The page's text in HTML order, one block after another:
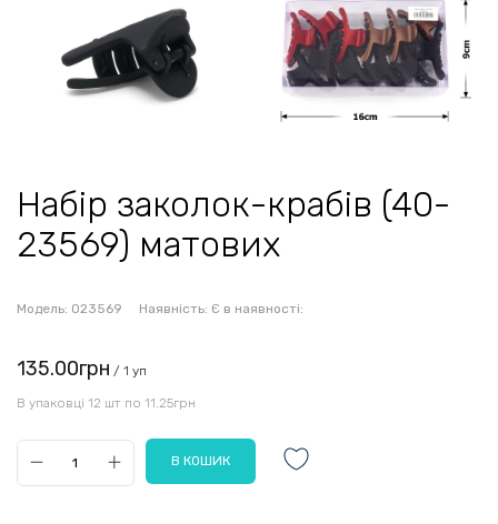
Набір заколок-крабів (40-
23569) матових
Модель: 023569 Наявність: Є в наявності:
135.00грн / 1 уп
В упаковці 12 шт по 11.25грн